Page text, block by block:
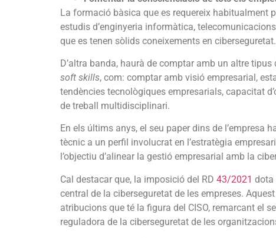
La formació bàsica que es requereix habitualment
estudis d’enginyeria informàtica,
que es tenen sòlids coneixements en ciberseguretat.
D’altra banda, haurà de comptar amb un altre
soft skills, com: comptar amb visió empresarial,
tendències tecnològiques empresarials, capacitat
de treball multidisciplinari.
En els últims anys, el seu paper dins de l’empresa
tècnic a un perfil involucrat en l’estratègia
l’objectiu d’alinear la gestió empresarial amb la
Cal destacar que, la imposició del RD 43/2021 dota
central de la ciberseguretat de les empreses.
atribucions que té la figura del CISO, remarcant el
reguladora de la ciberseguretat de les